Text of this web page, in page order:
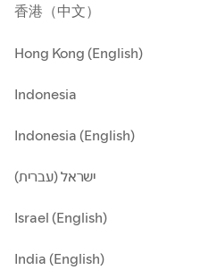
香港（中文）
Hong Kong (English)
Indonesia
Indonesia (English)
ישראל (עברית)
Israel (English)
India (English)